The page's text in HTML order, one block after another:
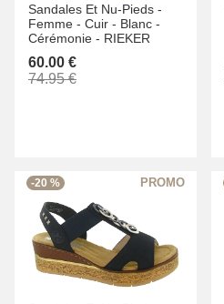
Sandales Et Nu-Pieds -
Femme - Cuir - Blanc -
Cérémonie - RIEKER
60.00 €
74.95 €
-20 %